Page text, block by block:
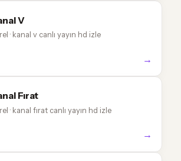
V
· kanal v canlı yayın hd izle
→
Fırat
· kanal fırat canlı yayın hd izle
→